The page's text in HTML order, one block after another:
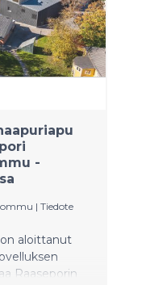
-
| Tiedote
aloittanut
Raaseporin